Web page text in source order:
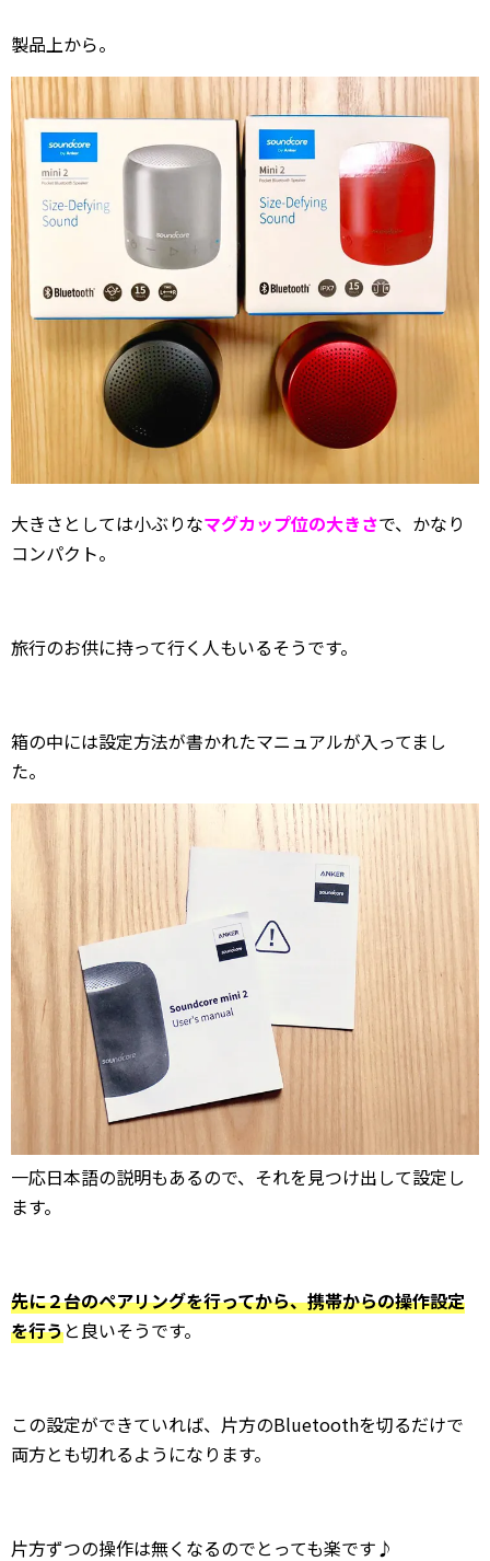
製品上から。
大きさとしては小ぶりなマグカップ位の大きさで、かなり
コンパクト。
旅行のお供に持って行く人もいるそうです。
箱の中には設定方法が書かれたマニュアルが入ってまし
た。
一応日本語の説明もあるので、それを見つけ出して設定し
ます。
先に２台のペアリングを行ってから、携帯からの操作設定
を行うと良いそうです。
この設定ができていれば、片方のBluetoothを切るだけで
両方とも切れるようになります。
片方ずつの操作は無くなるのでとっても楽です♪